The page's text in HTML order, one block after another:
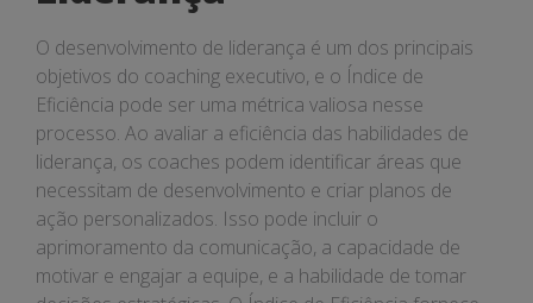
O desenvolvimento de liderança é um dos principais
objetivos do coaching executivo, e o Índice de
Eficiência pode ser uma métrica valiosa nesse
processo. Ao avaliar a eficiência das habilidades de
liderança, os coaches podem identificar áreas que
necessitam de desenvolvimento e criar planos de
ação personalizados. Isso pode incluir o
aprimoramento da comunicação, a capacidade de
motivar e engajar a equipe, e a habilidade de tomar